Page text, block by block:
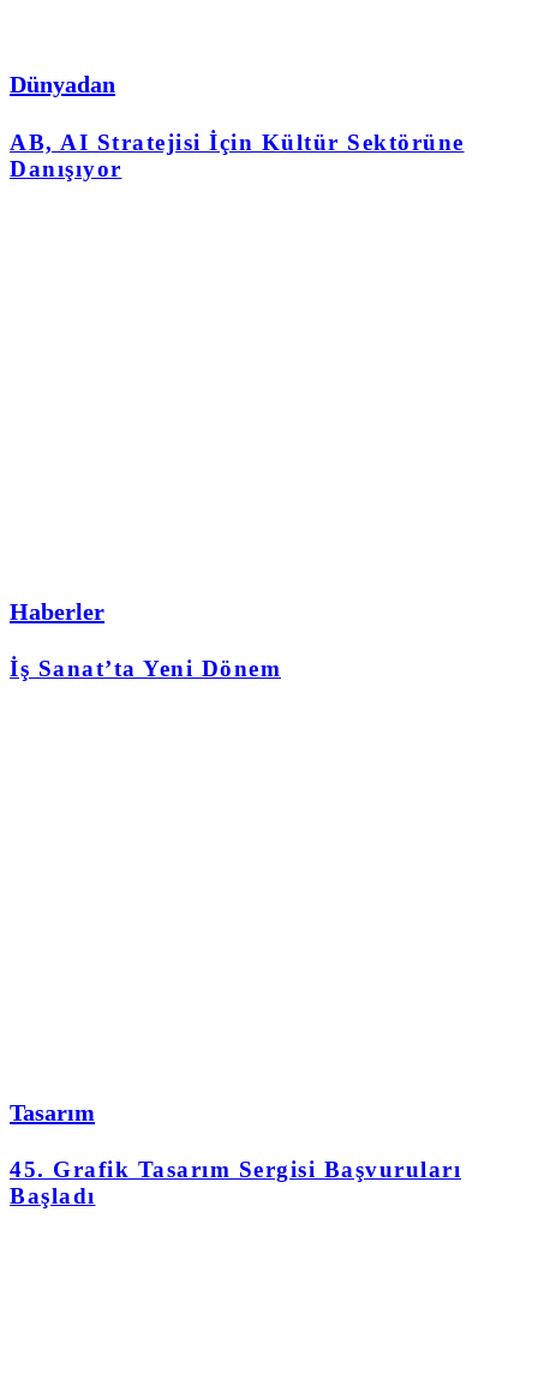
Dünyadan
AB, AI Stratejisi İçin Kültür Sektörüne
Danışıyor
Haberler
İş Sanat’ta Yeni Dönem
Tasarım
45. Grafik Tasarım Sergisi Başvuruları
Başladı